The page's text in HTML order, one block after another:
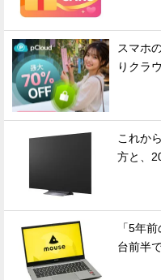
スマホ
りクラ
これか
方と、
「5年
台前半